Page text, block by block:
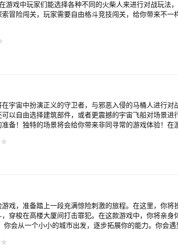
游戏中玩家们能选择各种不同的火柴人来进行对战玩法
冒险闯关，玩家需要自由格斗竞技闯关，给你带来不一
宇宙中扮演正义的守卫者，与邪恶入侵的马桶人进行对
以自由选择建筑部件，或者更震撼的宇宙飞船对场景进
备！独特的场景将会给你带来非同寻常的游戏体验！在
发起进攻，发挥出更强的战斗力！总之，你可以在场景
戏，准备踏上一段充满惊险刺激的旅程。在这里，你将
穿梭在高楼大厦间打击罪犯。在这款游戏中，你将亲身
会从一个小小的城市出发，逐步拓展你的能力。你会遇
锁更加强大的技能和装备，提升你的战斗能力，为你的